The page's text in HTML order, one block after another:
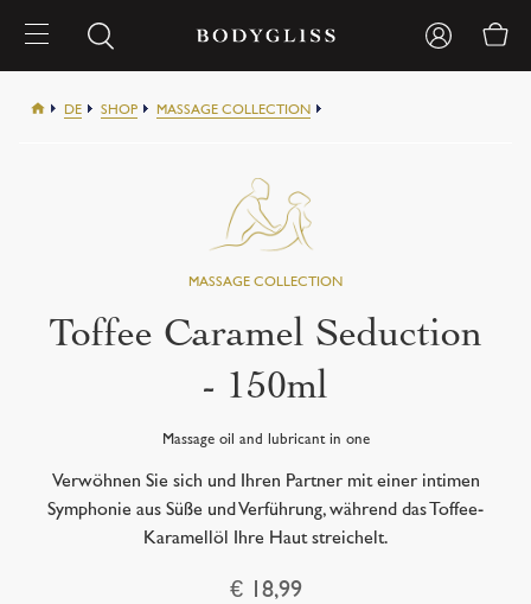
DE SHOP MASSAGE COLLECTION
Toffee Caramel Seduction
- 150ml
Massage oil and lubricant in one
Verwöhnen Sie sich und Ihren Partner mit einer intimen
Symphonie aus Süße und Verführung, während das Toffee-
Karamellöl Ihre Haut streichelt.
€ 18,99